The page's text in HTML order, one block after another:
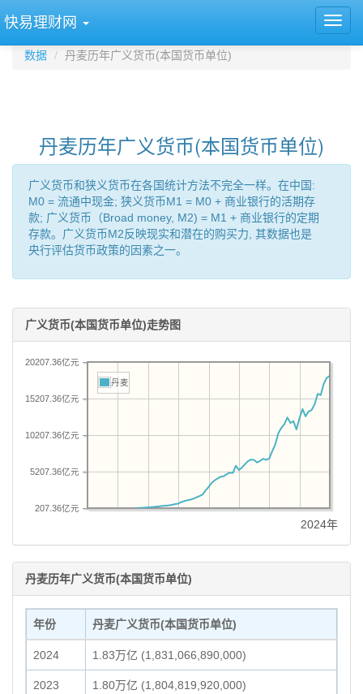
快易理财网
数据 丹麦历年广义货币(本国货币单位)
丹麦历年广义货币(本国货币单位)
广义货币和狭义货币在各国统计方法不完全一样。在中国:
M0 = 流通中现金; 狭义货币M1 = M0 + 商业银行的活期存
款; 广义货币（Broad money, M2) = M1 + 商业银行的定期
存款。广义货币M2反映现实和潜在的购买力, 其数据也是
央行评估货币政策的因素之一。
广义货币(本国货币单位)走势图
207.36亿元
5207.36亿元
10207.36亿元
15207.36亿元
20207.36亿元
丹麦
2024年
丹麦历年广义货币(本国货币单位)
年份 丹麦广义货币(本国货币单位)
2024 1.83万亿 (1,831,066,890,000)
2023 1.80万亿 (1,804,819,920,000)